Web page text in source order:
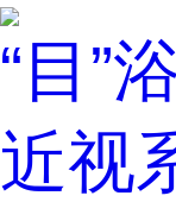
“目”
近视